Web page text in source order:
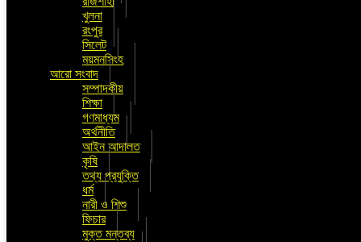
খুলনা
রংপুর
সিলেট
ময়মনসিংহ
আরো সংবাদ
সম্পাদকীয়
শিক্ষা
গণমাধ্যম
অর্থনীতি
আইন আদালত
কৃষি
তথ্য প্রযুক্তি
ধর্ম
নারী ও শিশু
ফিচার
মুক্ত মন্তব্য